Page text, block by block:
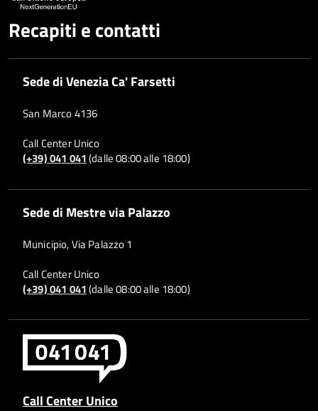
Recapiti e contatti
Sede di Venezia Ca' Farsetti
San Marco 4136
Call Center Unico
(+39) 041 041(dalle 08:00 alle 18:00)
Sede di Mestre via Palazzo
Municipio, Via Palazzo 1
Call Center Unico
(+39) 041 041(dalle 08:00 alle 18:00)
Call Center Unico